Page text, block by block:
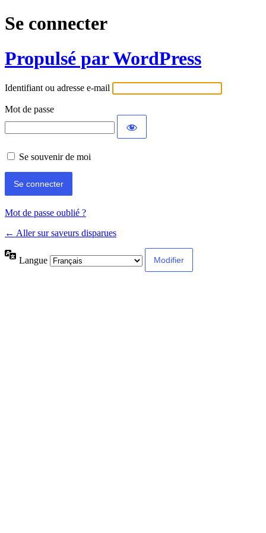
Se connecter
Propulsé par WordPress
Identifiant ou adresse e-mail
Mot de passe
Se souvenir de moi
Mot de passe oublié ?
← Aller sur saveurs disparues
Langue